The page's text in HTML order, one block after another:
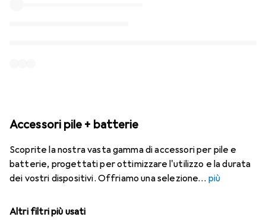
Accessori pile + batterie
Scoprite la nostra vasta gamma di accessori per pile e
batterie, progettati per ottimizzare l'utilizzo e la durata
dei vostri dispositivi. Offriamo una selezione
più
Altri filtri più usati